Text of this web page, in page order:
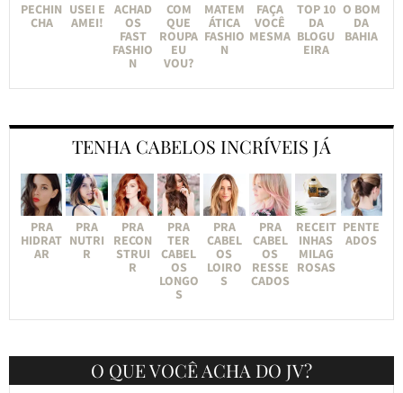
PECHIN
CHA
USEI E
AMEI!
ACHAD
OS
FAST
FASHIO
N
COM
QUE
ROUPA
EU
VOU?
MATEM
ÁTICA
FASHIO
N
FAÇA
VOCÊ
MESMA
TOP 10
DA
BLOGU
EIRA
O BOM
DA
BAHIA
TENHA CABELOS INCRÍVEIS JÁ
PRA
HIDRAT
AR
PRA
NUTRI
R
PRA
RECON
STRUI
R
PRA
TER
CABEL
OS
LONGO
S
PRA
CABEL
OS
LOIRO
S
PRA
CABEL
OS
RESSE
CADOS
RECEIT
INHAS
MILAG
ROSAS
PENTE
ADOS
O QUE VOCÊ ACHA DO JV?